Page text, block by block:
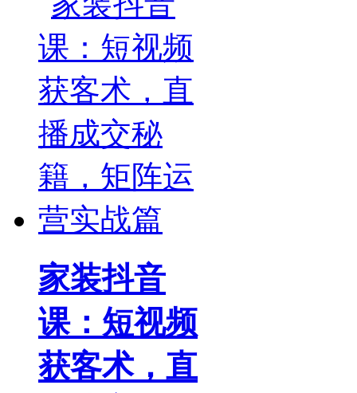
家装抖音
课：短视频
获客术，直